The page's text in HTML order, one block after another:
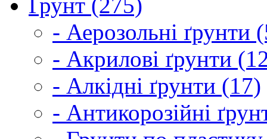
- Аерозольні ґрунти
- Акрилові ґрунти
- Алкідні ґрунти (17)
- Антикорозійні